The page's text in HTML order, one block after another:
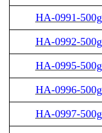
HA-0991-500g
HA-0992-500g
HA-0995-500g
HA-0996-500g
HA-0997-500g